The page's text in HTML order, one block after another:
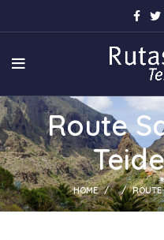
Route
HOME ROUTE